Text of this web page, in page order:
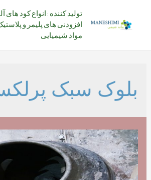
تولید کننده : انواع کود های
افزودنی های پلیمر و
مواد شیمیایی
بلوک سبک